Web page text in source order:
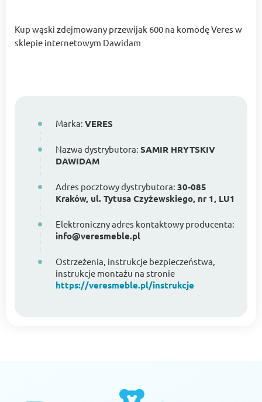
Kup wąski zdejmowany przewijak 600 na komodę Veres w
sklepie internetowym Dawidam
Marka: VERES
Nazwa dystrybutora: SAMIR HRYTSKIV
DAWIDAM
Adres pocztowy dystrybutora: 30-085
Kraków, ul. Tytusa Czyżewskiego, nr 1, LU1
Elektroniczny adres kontaktowy producenta:
info@veresmeble.pl
Ostrzeżenia, instrukcje bezpieczeństwa,
instrukcje montażu na stronie
https://veresmeble.pl/instrukcje